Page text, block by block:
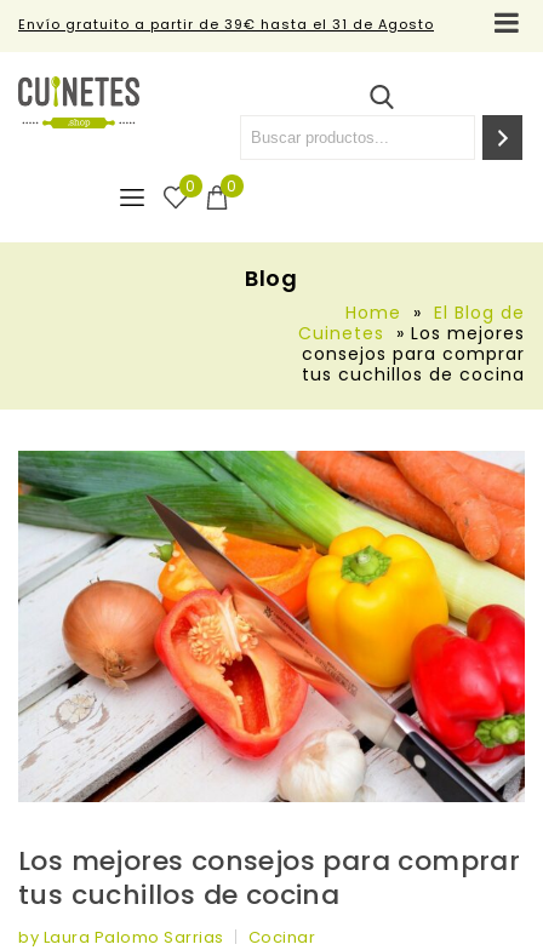
Envío gratuito a partir de 39€ hasta el 31 de Agosto
0
0
Blog
Home » El Blog de
Cuinetes
» Los mejores
consejos para comprar
tus cuchillos de cocina
Los mejores consejos para comprar
tus cuchillos de cocina
by Laura Palomo Sarrias Cocinar